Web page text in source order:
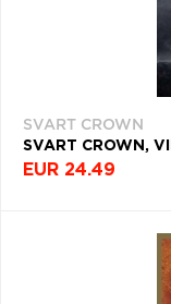
SVART CROWN
SVART CROWN,
EUR 24.49